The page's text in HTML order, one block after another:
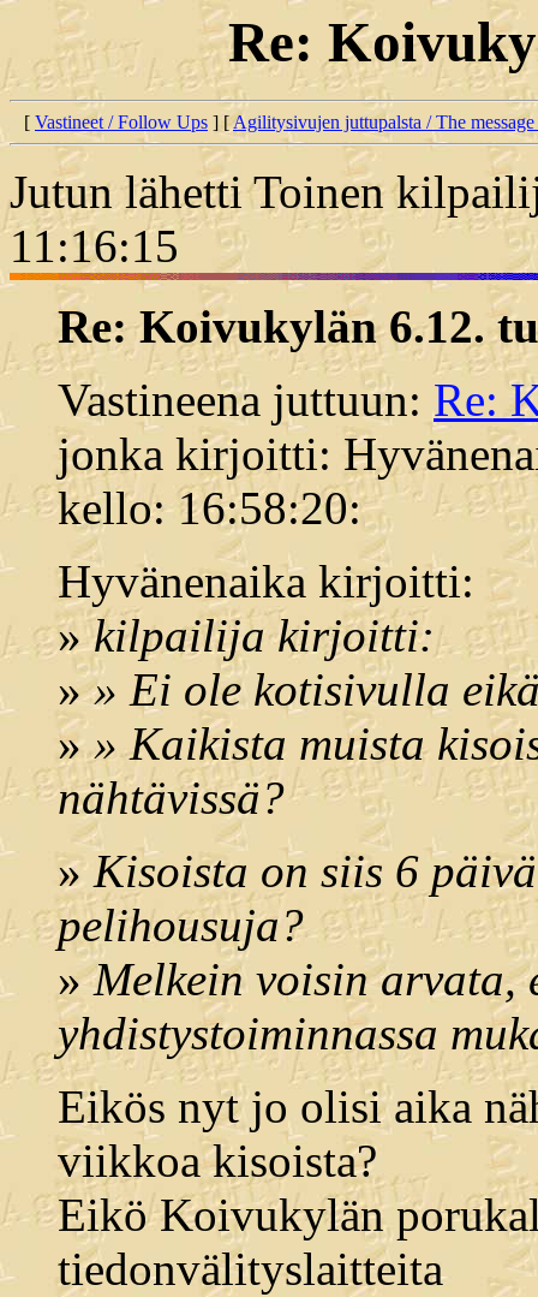
Re:
[ Vastineet / Follow Ups ] [Agilitysivujen juttupalsta / The
Jutun lähetti Toinen
11:16:15
Re: Koivukylän 6.12.
Vastineena juttuun: Re:
jonka kirjoitti:
kello: 16:58:20:
Hyvänenaika kirjoitti:
»kilpailija kirjoitti:
»» Ei ole kotisivulla
»» Kaikista muista
nähtävissä?
» Kisoista on siis 6
pelihousuja?
»Melkein voisin arvata,
yhdistystoiminnassa
Eikös nyt jo olisi aika
viikkoa kisoista?
Eikö Koivukylän
tiedonvälityslaitteita